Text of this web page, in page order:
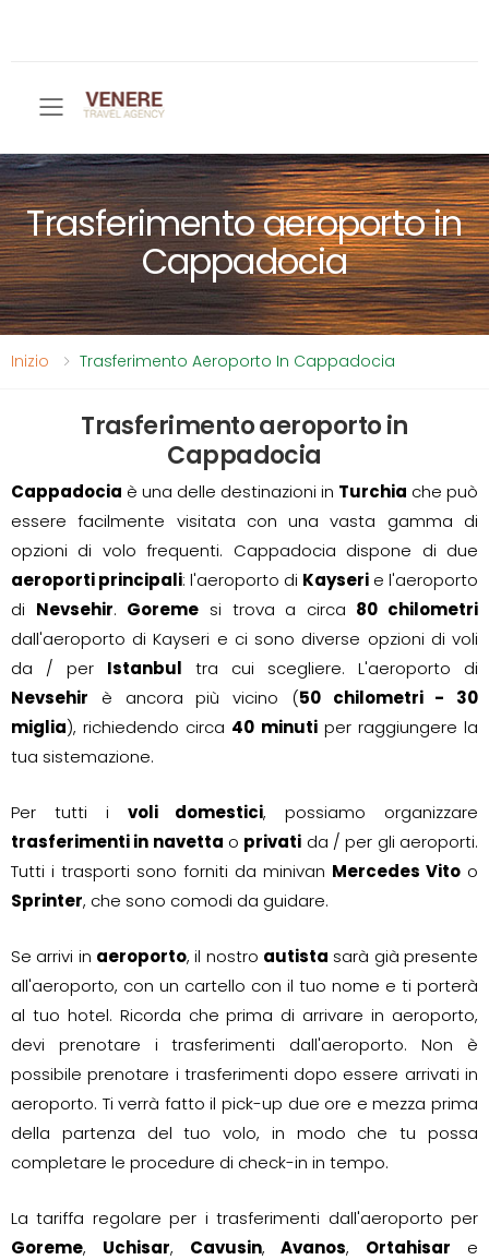
Toggle mobile menu
Trasferimento aeroporto in
Cappadocia
Inizio Trasferimento Aeroporto In Cappadocia
Trasferimento aeroporto in
Cappadocia
Cappadocia è una delle destinazioni in Turchia che può
essere facilmente visitata con una vasta gamma di
opzioni di volo frequenti. Cappadocia dispone di due
aeroporti principali: l'aeroporto di Kayseri e l'aeroporto
di Nevsehir. Goreme si trova a circa 80 chilometri
dall'aeroporto di Kayseri e ci sono diverse opzioni di voli
da / per Istanbul tra cui scegliere. L'aeroporto di
Nevsehir è ancora più vicino (50 chilometri - 30
miglia), richiedendo circa 40 minutiper raggiungere la
tua sistemazione.
Per tutti i voli domestici, possiamo organizzare
trasferimenti in navetta o privati da / per gli aeroporti.
Tutti i trasporti sono forniti da minivan Mercedes Vito o
Sprinter, che sono comodi da guidare.
Se arrivi in aeroporto, il nostro autista sarà già presente
all'aeroporto, con un cartello con il tuo nome e ti porterà
al tuo hotel. Ricorda che prima di arrivare in aeroporto,
devi prenotare i trasferimenti dall'aeroporto. Non è
possibile prenotare i trasferimenti dopo essere arrivati in
aeroporto. Ti verrà fatto il pick-up due ore e mezza prima
della partenza del tuo volo, in modo che tu possa
completare le procedure di check-in in tempo.
La tariffa regolare per i trasferimenti dall'aeroporto per
Goreme, Uchisar, Cavusin,Avanos, Ortahisar e